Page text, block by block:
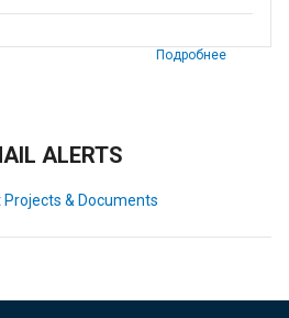
Подробнее
ALERTS
& Documents